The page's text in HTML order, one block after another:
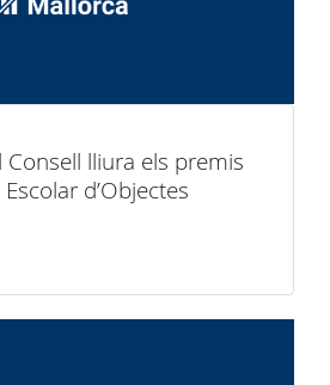
Consell lliura els premis
d’Objectes